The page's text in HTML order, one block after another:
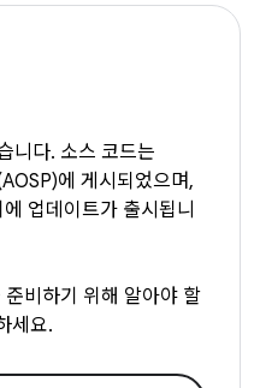
니다. 소스 코드는
에 게시되었으며,
업데이트가 출시됩니
비하기 위해 알아야 할
세요.